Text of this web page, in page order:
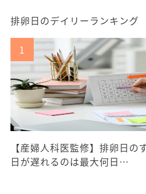
排卵日のデイリーランキング
【産婦人科医監修】排卵日の
日が遅れるのは最大何日…